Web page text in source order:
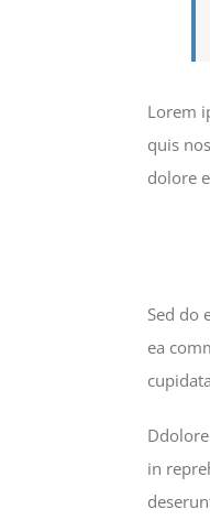
Lorem
quis
dolore
Sed do
ea
in